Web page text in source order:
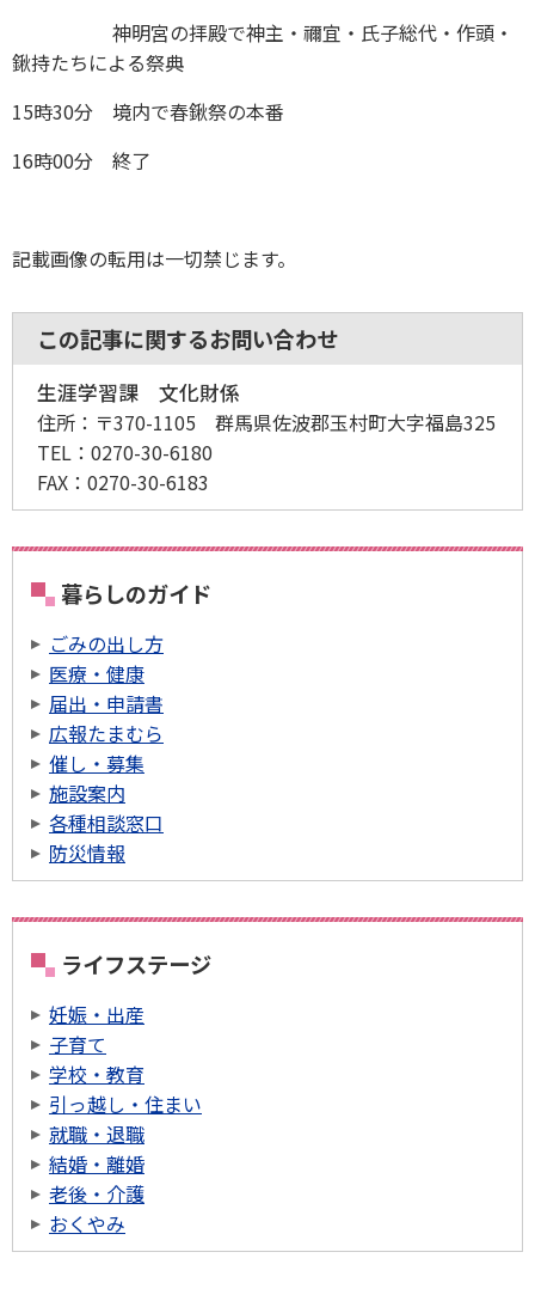
神明宮の拝殿で神主・禰宜・氏子総代・作頭・
鍬持たちによる祭典
15時30分 境内で春鍬祭の本番
16時00分 終了
記載画像の転用は一切禁じます。
この記事に関するお問い合わせ
生涯学習課 文化財係
住所： 〒370-1105 群馬県佐波郡玉村町大字福島325
TEL： 0270-30-6180
FAX： 0270-30-6183
暮らしのガイド
ごみの出し方
医療・健康
届出・申請書
広報たまむら
催し・募集
施設案内
各種相談窓口
防災情報
ライフステージ
妊娠・出産
子育て
学校・教育
引っ越し・住まい
就職・退職
結婚・離婚
老後・介護
おくやみ